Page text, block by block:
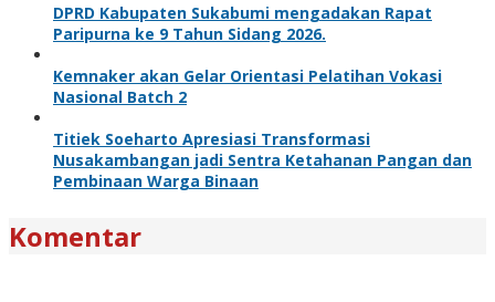
DPRD Kabupaten Sukabumi mengadakan Rapat
Paripurna ke 9 Tahun Sidang 2026.
Kemnaker akan Gelar Orientasi Pelatihan Vokasi
Nasional Batch 2
Titiek Soeharto Apresiasi Transformasi
Nusakambangan jadi Sentra Ketahanan Pangan dan
Pembinaan Warga Binaan
Komentar